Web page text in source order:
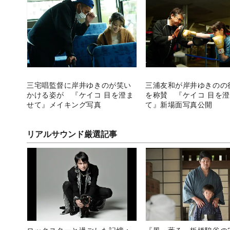
三宅唱監督に岸井ゆきのが笑い
かける姿が 『ケイコ 目を澄ま
せて』メイキング写真
三浦友和が岸井ゆきのの
を称賛 『ケイコ 目を
て』新場面写真公開
リアルサウンド厳選記事